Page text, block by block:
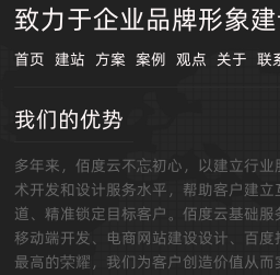
致力于企业品牌形象
首页 建站 方案 案例 观点 关于 联
我们的优势
多年来，佰度云不忘初心，以建立行
术开发和设计服务水平，帮助客户建
道、精准锁定目标客户。佰度云基础服
移动端开发、电商网站建设设计、百
最高的荣耀，我们为客户创造价值从而